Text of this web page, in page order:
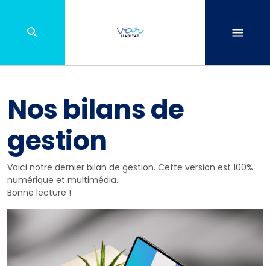
Nos bilans de
gestion
Voici notre dernier bilan de gestion. Cette version est 100%
numérique et multimédia.
Bonne lecture !